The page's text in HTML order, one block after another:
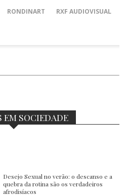
RONDINART
RXF AUDIOVISUAL
EM SOCIEDADE
Desejo Sexual no verão: o descanso e a
quebra da rotina são os verdadeiros
afrodisíacos